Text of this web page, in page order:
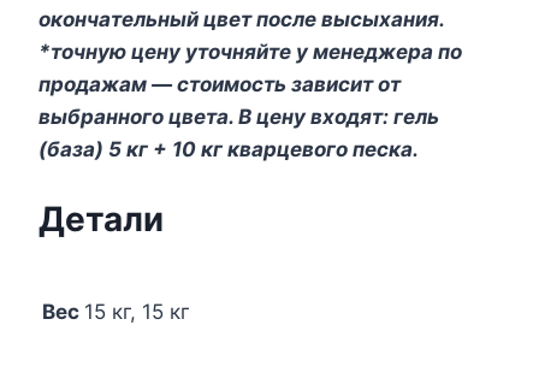
окончательный цвет после высыхания.
*точную цену уточняйте у менеджера по
продажам — стоимость зависит от
выбранного цвета. В цену входят: гель
(база) 5 кг + 10 кг кварцевого песка.
Детали
Вес 15 кг, 15 кг